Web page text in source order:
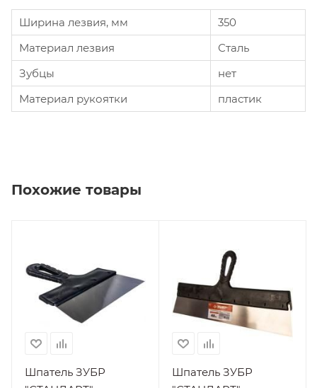
Ширина лезвия, мм
350
Материал лезвия
Сталь
Зубцы
нет
Материал рукоятки
пластик
Похожие товары
Шпатель ЗУБР
Шпатель ЗУБР